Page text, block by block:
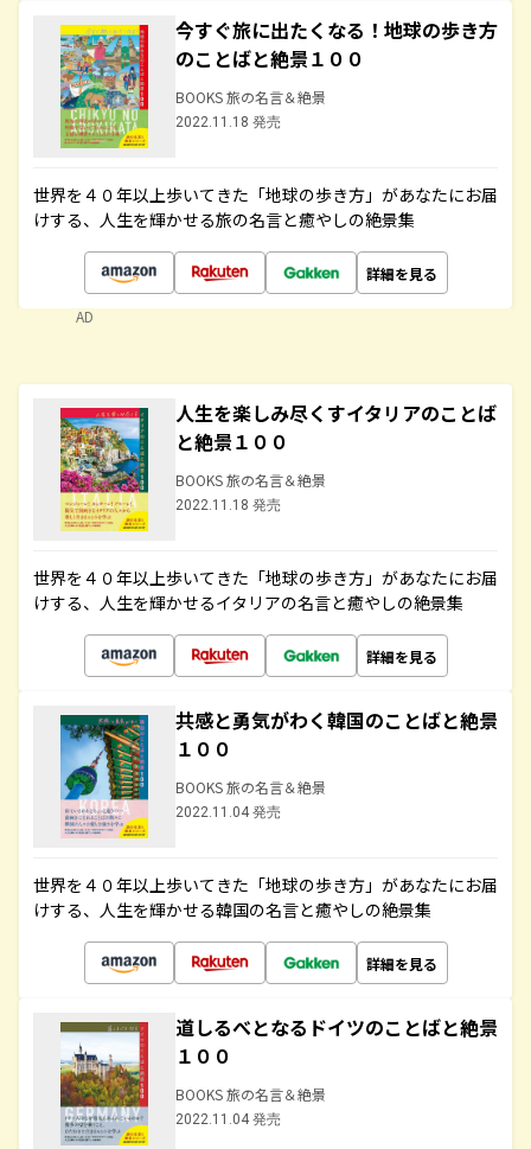
今すぐ旅に出たくなる！地球の歩き方
のことばと絶景１００
BOOKS 旅の名言＆絶景
2022.11.18 発売
世界を４０年以上歩いてきた「地球の歩き方」があなたにお届
けする、人生を輝かせる旅の名言と癒やしの絶景集
詳細を見る
AD
人生を楽しみ尽くすイタリアのことば
と絶景１００
BOOKS 旅の名言＆絶景
2022.11.18 発売
世界を４０年以上歩いてきた「地球の歩き方」があなたにお届
けする、人生を輝かせるイタリアの名言と癒やしの絶景集
詳細を見る
共感と勇気がわく韓国のことばと絶景
１００
BOOKS 旅の名言＆絶景
2022.11.04 発売
世界を４０年以上歩いてきた「地球の歩き方」があなたにお届
けする、人生を輝かせる韓国の名言と癒やしの絶景集
詳細を見る
道しるべとなるドイツのことばと絶景
１００
BOOKS 旅の名言＆絶景
2022.11.04 発売